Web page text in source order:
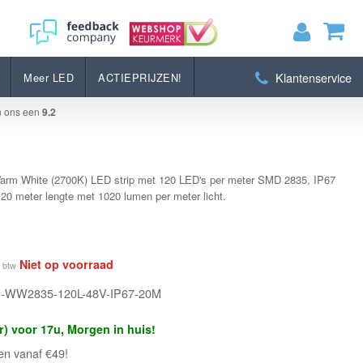
MIJN WINKELWAGEN
Meer LED ACTIEPRIJZEN! Klantenservice
ons een 9.2
Bestellen
White (2700K) LED strip met 120 LED's per meter SMD 2835, IP67
meter lengte met 1020 lumen per meter licht.
btw Niet op voorraad
120L-48V-IP67-20M
voor 17u, Morgen in huis!
vanaf €49!